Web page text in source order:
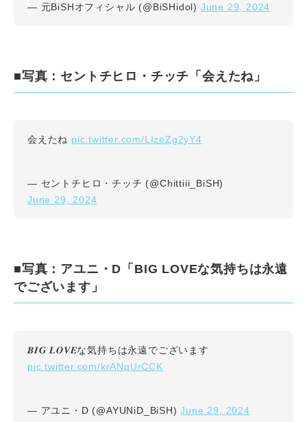
— 元BiSHオフィシャル (@BiSHidol) June 29, 2024
■写真：セントチヒロ・チッチ「会えたね」
会えたね pic.twitter.com/LIzeZg2yY4
— セントチヒロ・チッチ (@Chittiii_BiSH)
June 29, 2024
■写真：アユニ・D「BIG LOVEな気持ちは永遠
でございます」
𝑩𝑰𝑮 𝑳𝑶𝑽𝑬な気持ちは永遠でございます
pic.twitter.com/krANqUrCCK
— アユニ・D (@AYUNiD_BiSH)June 29, 2024